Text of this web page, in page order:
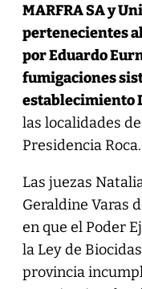
MARFRA SA y
pertenecientes
por Eduardo
fumigaciones
establecimiento
las localidades
Presidencia Roca.
Las juezas
Geraldine Varas
en que el Poder
la Ley de
provincia